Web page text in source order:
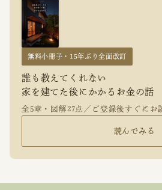
無料小冊子・15年ぶり全面改訂
誰も教えてくれない
家を建てた後にかかるお金の話
全5章・図解27点／ご登録後すぐにお
読んでみる